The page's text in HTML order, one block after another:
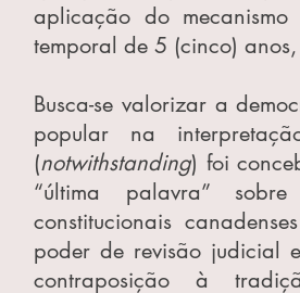
aplicação do mecanismo
temporal de 5 (cinco)
Busca-se valorizar a
popular na
(notwithstanding) foi
“última palavra”
constitucionais
poder de revisão judicial